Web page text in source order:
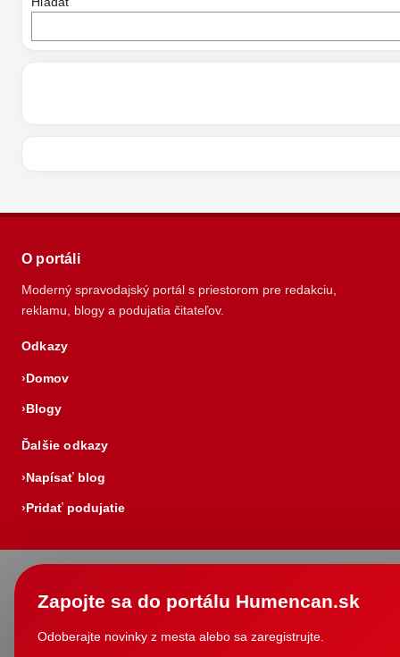
O portáli
Moderný spravodajský portál s priestorom pre redakciu,
reklamu, blogy a podujatia čitateľov.
Odkazy
Domov
Blogy
Ďalšie odkazy
Napísať blog
Pridať podujatie
Zapojte sa do portálu Humencan.sk
Odoberajte novinky z mesta alebo sa zaregistrujte.